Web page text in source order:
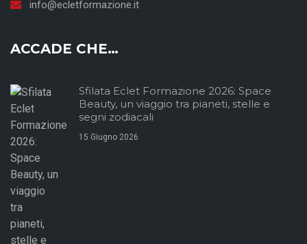
info@ecletformazione.it
ACCADE CHE…
Sfilata Eclet Formazione 2026: Space
Beauty, un viaggio tra pianeti, stelle e
segni zodiacali
15 Giugno 2026